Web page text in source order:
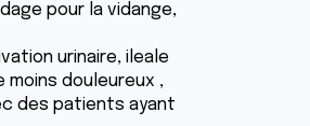
pour la vidange,
urinaire, ileale
douleureux ,
des patients ayant